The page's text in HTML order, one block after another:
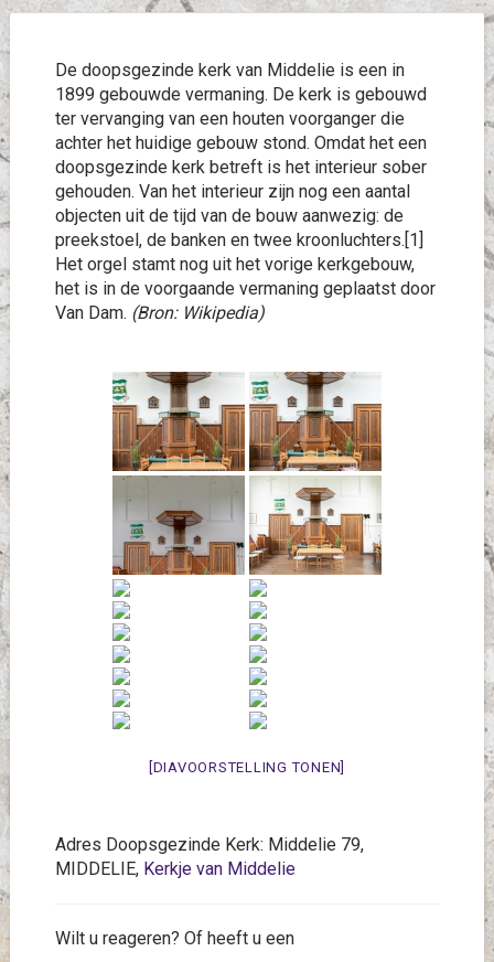
De doopsgezinde kerk van Middelie is een in
1899 gebouwde vermaning. De kerk is gebouwd
ter vervanging van een houten voorganger die
achter het huidige gebouw stond. Omdat het een
doopsgezinde kerk betreft is het interieur sober
gehouden. Van het interieur zijn nog een aantal
objecten uit de tijd van de bouw aanwezig: de
preekstoel, de banken en twee kroonluchters.[1]
Het orgel stamt nog uit het vorige kerkgebouw,
het is in de voorgaande vermaning geplaatst door
Van Dam. (Bron: Wikipedia)
[DIAVOORSTELLING TONEN]
Adres Doopsgezinde Kerk: Middelie 79,
MIDDELIE, Kerkje van Middelie
Wilt u reageren? Of heeft u een